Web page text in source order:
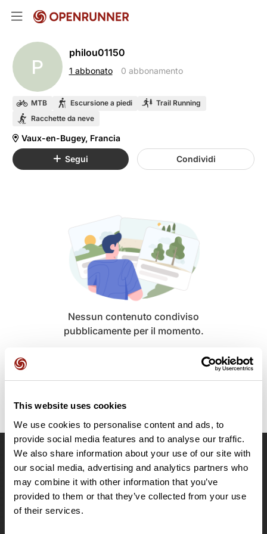
This website uses cookies
We use cookies to personalise content and ads, to
provide social media features and to analyse our traffic.
We also share information about your use of our site with
our social media, advertising and analytics partners who
may combine it with other information that you’ve
provided to them or that they’ve collected from your use
of their services.
P
philou01150
1 abbonato 0 abbonamento
MTB Escursione a piedi
Trail Running
Racchette da neve
Vaux-en-Bugey, Francia
Segui Condividi
Nessun contenuto condiviso
pubblicamente per il momento.
OpenRunner
Team
Lavora con noi
Riguardo a